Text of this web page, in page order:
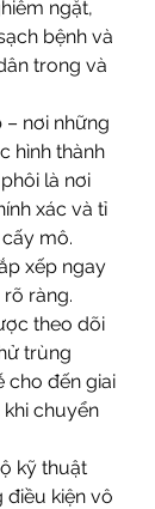
ngặt,
bệnh và
trong và
– nơi những
hình thành
là nơi
xác và tỉ
mô.
xếp ngay
ràng.
theo dõi
trùng
cho đến giai
chuyển
kỹ thuật
điều kiện vô